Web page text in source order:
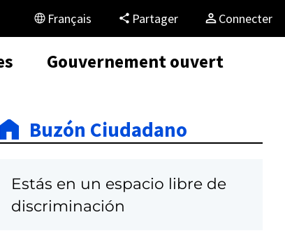
Français Partager Connecter
Gouvernement ouvert
Buzón Ciudadano
Estás en un espacio libre de
discriminación